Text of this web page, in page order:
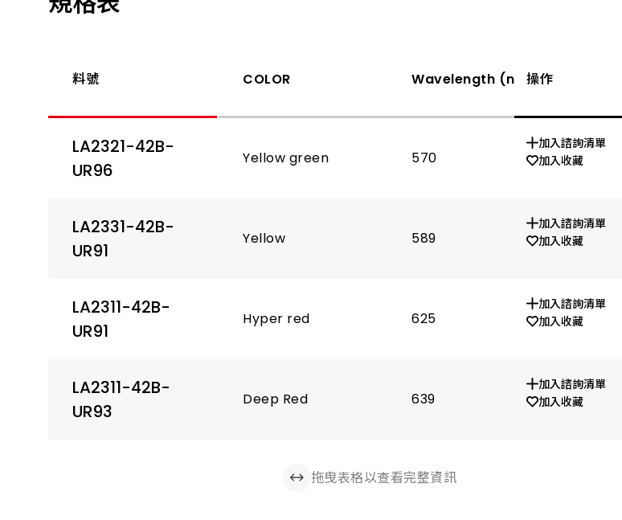
料號 COLOR Wavelength (nm)操作
LA2321-42B-
UR96
Yellow green 570 1.9
加入諮詢清單
加入收藏
LA2331-42B-
UR91
Yellow 589 1.9
加入諮詢清單
加入收藏
LA2311-42B-
UR91
Hyper red 625 1.9
加入諮詢清單
加入收藏
LA2311-42B-
UR93
Deep Red 639 1.9
加入諮詢清單
加入收藏
拖曳表格以查看完整資訊